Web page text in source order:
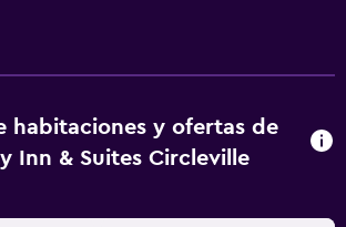
ofrece acceso a Internet wifi
también incluyen tabla de
habitaciones y ofertas de
Inn & Suites Circleville